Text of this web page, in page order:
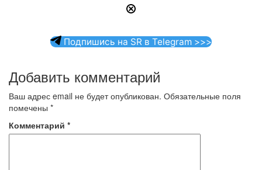
Подпишись на SR в Telegram >>>
Добавить комментарий
Ваш адрес email не будет опубликован. Обязательные поля
помечены *
Комментарий *